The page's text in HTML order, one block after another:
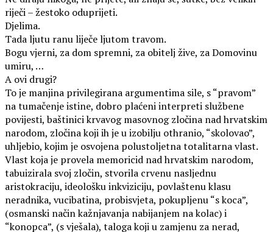
riječi – žestoko oduprijeti.
Djelima.
Tada ljutu ranu liječe ljutom travom.
Bogu vjerni, za dom spremni, za obitelj žive, za Domovinu
umiru, …
A ovi drugi?
To je manjina privilegirana argumentima sile, s “pravom”
na tumačenje istine, dobro plaćeni interpreti službene
povijesti, baštinici krvavog masovnog zločina nad hrvatskim
narodom, zločina koji ih je u izobilju othranio, “skolovao”,
uhljebio, kojim je osvojena polustoljetna totalitarna vlast.
Vlast koja je provela memoricid nad hrvatskim narodom,
tabuizirala svoj zločin, stvorila crvenu nasljednu
aristokraciju, ideološku inkviziciju, povlaštenu klasu
neradnika, vucibatina, probisvjeta, pokupljenu “s koca”,
(osmanski način kažnjavanja nabijanjem na kolac) i
“konopca”, (s vješala), taloga koji u zamjenu za nerad,